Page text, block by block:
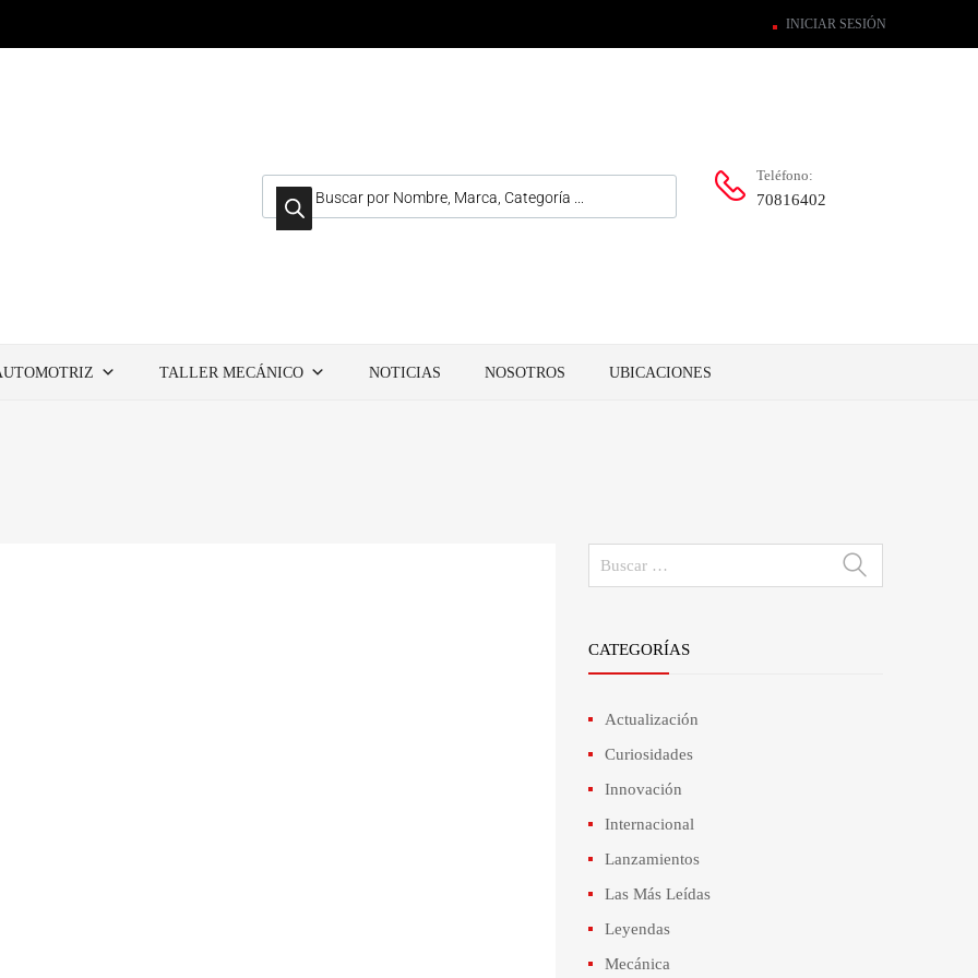
INICIAR SESIÓN
Teléfono:
70816402
TALLER MECÁNICO NOTICIAS NOSOTROS UBICACIONES
CATEGORÍAS
Actualización
Curiosidades
Innovación
Internacional
Lanzamientos
Las Más Leídas
Leyendas
Mecánica